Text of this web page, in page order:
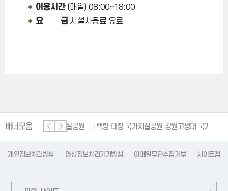
이용시간(매일) 08:00~18:00
요 금시설사용료 유료
배너모음
단양 세계지질공원 백령·대청 국가지질공원 강원고생대 국가지질공원
개인정보처리방침 영상정보처리기기방침 이메일무단수집거부 사이트맵